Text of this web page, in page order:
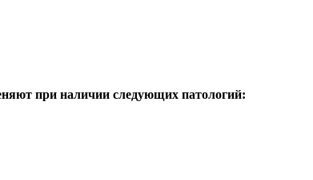
при наличии следующих патологий: